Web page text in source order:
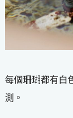
每個珊瑚都有白
測。